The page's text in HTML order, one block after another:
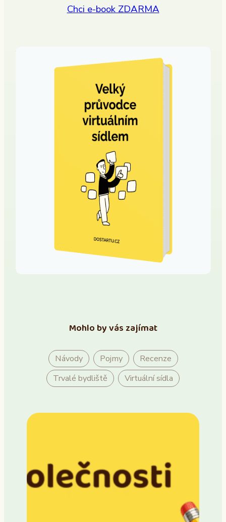
Chci e-book ZDARMA
Mohlo by vás zajímat
Návody Pojmy
Recenze
Trvalé bydliště
Virtuální sídla